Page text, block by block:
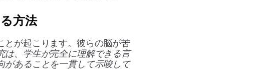
方法
とが起こります。彼らの脳が苦
は、学生が完全に理解できる言
があることを一貫して示唆して